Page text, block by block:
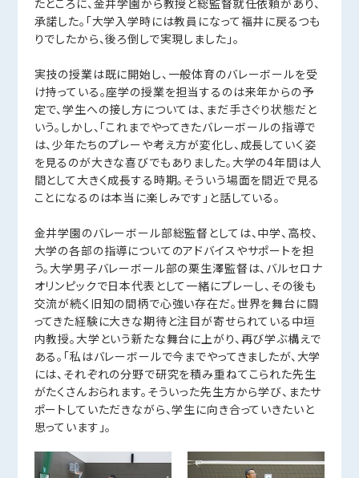
承諾した。「大学入学時には教員になって福井に戻るつも
りでしたから、後ろ倒しで実現しました」。
実技の授業は既に開始し、一般体育のバレーボールを受
け持っている。座学の授業を担当するのは来年からの予
定で、学生への接し方については、まだ手さぐり状態だと
いう。しかし、「これまでやってきたバレーボールの指導で
は、少年たちのプレーや考え方が変化し、成長していく姿
を見るのが大きな喜びでもありました。大学の4年間は人
間として大きく成長する時期。そういう場面を間近で見る
ことになるのは本当に楽しみです」と話している。
金井学園のバレーボール部総監督としては、中学、高校、
大学の各部の指導についてのアドバイスやサポートを担
う。大学男子バレーボール部の栗生澤監督は、バルセロナ
オリンピックで日本代表として一緒にプレーし、その後も
交流が続く旧知の間柄で心強い存在だ。世界を舞台に闘
ってきた経験に大きな期待と注目が寄せられている中垣
内教授。大学という新たな舞台に上がり、再び学ぶ構えで
ある。「私はバレーボールで今までやってきましたが、大学
には、それぞれの分野で研究を積み重ねてこられた先生
がたくさんおられます。そういった先生方から学び、またサ
ポートしていただきながら、学生に向き合っていきたいと
思っています」。